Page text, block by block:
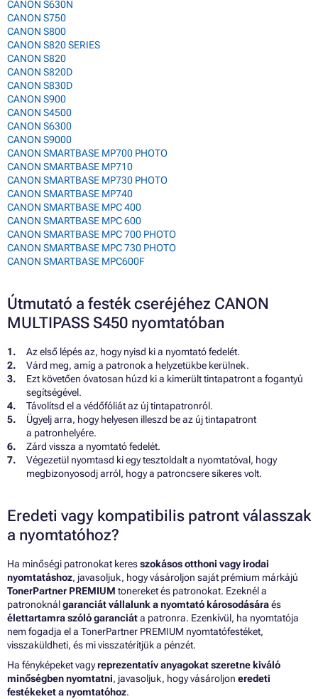
CANON S630N
CANON S750
CANON S800
CANON S820 SERIES
CANON S820
CANON S820D
CANON S830D
CANON S900
CANON S4500
CANON S6300
CANON S9000
CANON SMARTBASE MP700 PHOTO
CANON SMARTBASE MP710
CANON SMARTBASE MP730 PHOTO
CANON SMARTBASE MP740
CANON SMARTBASE MPC 400
CANON SMARTBASE MPC 600
CANON SMARTBASE MPC 700 PHOTO
CANON SMARTBASE MPC 730 PHOTO
CANON SMARTBASE MPC600F
Útmutató a festék cseréjéhez CANON
MULTIPASS S450 nyomtatóban
Az első lépés az, hogy nyisd ki a nyomtató fedelét.
Várd meg, amíg a patronok a helyzetükbe kerülnek.
Ezt követően óvatosan húzd ki a kimerült tintapatront a fogantyú
segítségével.
Távolítsd el a védőfóliát az új tintapatronról.
Ügyelj arra, hogy helyesen illeszd be az új tintapatront
a patronhelyére.
Zárd vissza a nyomtató fedelét.
Végezetül nyomtasd ki egy tesztoldalt a nyomtatóval, hogy
megbizonyosodj arról, hogy a patroncsere sikeres volt.
Eredeti vagy kompatibilis patront válasszak
a nyomtatóhoz?
Ha minőségi patronokat keresszokásos otthoni vagy irodai
nyomtatáshoz, javasoljuk, hogy vásároljon saját prémium márkájú
TonerPartner PREMIUM tonereket és patronokat. Ezeknél a
patronoknálgaranciát vállalunk a nyomtató károsodásáraés
élettartamra szóló garanciáta patronra. Ezenkívül, ha nyomtatója
nem fogadja el a TonerPartner PREMIUM nyomtatófestéket,
visszaküldheti, és mi visszatérítjük a pénzét.
Ha fényképeket vagyreprezentatív anyagokat szeretne kiváló
minőségben nyomtatni, javasoljuk, hogy vásároljon eredeti
festékeket a nyomtatóhoz.